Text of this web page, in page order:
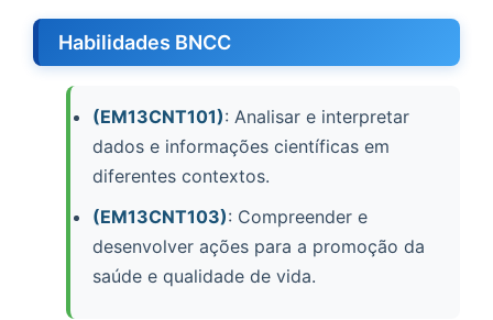
Habilidades BNCC
(EM13CNT101): Analisar e interpretar
dados e informações científicas em
diferentes contextos.
(EM13CNT103): Compreender e
desenvolver ações para a promoção da
saúde e qualidade de vida.